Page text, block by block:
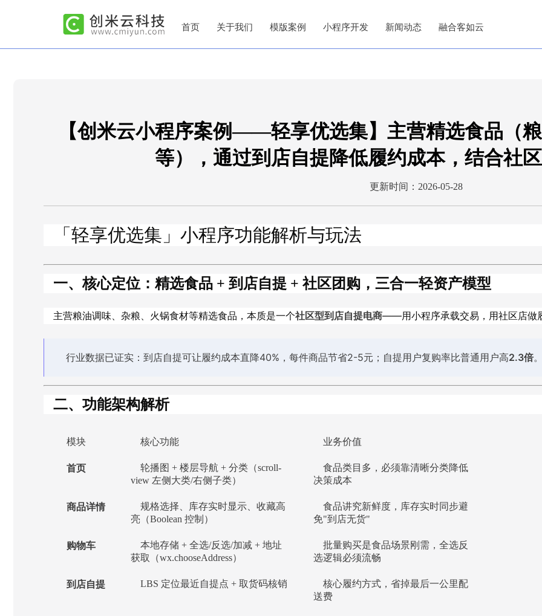
首页 关于我们 模版案例 小程序开发 新闻动态 融合客如云
【创米云小程序案例——轻享优选集】主营精选食品（
等），通过到店自提降低履约成本，结合社
更新时间：2026-05-28
「轻享优选集」小程序功能解析与玩法
一、核心定位：精选食品 + 到店自提 + 社区团购，三合一轻资产模型
主营粮油调味、杂粮、火锅食材等精选食品，本质是一个社区型到店自提电商——用小程序承载交易，用社区店做
行业数据已证实：到店自提可让履约成本直降40%，每件商品节省2-5元；自提用户复购率比普通用户高2.3倍
二、功能架构解析
模块 核心功能 业务价值
首页
轮播图 + 楼层导航 + 分类（scroll-
view 左侧大类/右侧子类）
食品类目多，必须靠清晰分类降低
决策成本
商品详情
规格选择、库存实时显示、收藏高
亮（Boolean 控制）
食品讲究新鲜度，库存实时同步避
免"到店无货"
购物车
本地存储 + 全选/反选/加减 + 地址
获取（wx.chooseAddress）
批量购买是食品场景刚需，全选反
选逻辑必须流畅
到店自提 LBS 定位最近自提点 + 取货码核销
核心履约方式，省掉最后一公里配
送费